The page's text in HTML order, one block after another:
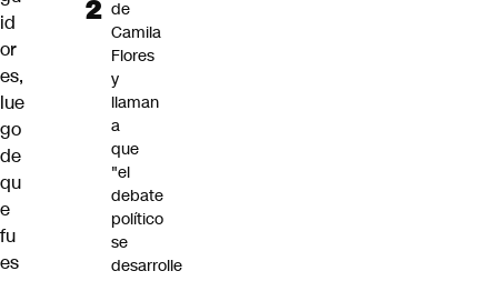
id
or
es,
lue
go
de
qu
e
fu
es
de
Camila
Flores
y
llaman
a
que
"el
debate
político
se
desarrolle